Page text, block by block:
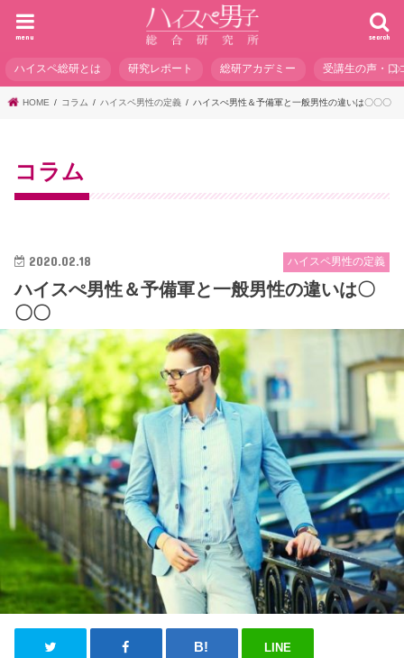
search
menu
ハイスペ総研とは 研究レポート 総研アカデミー 受講生の声・口
HOME コラム ハイスペ男性の定義 ハイスぺ男性＆予備軍と一般男性の違いは〇〇〇
コラム
ハイスペ男性の定義
2020.02.18
ハイスぺ男性＆予備軍と一般男性の違いは〇
〇〇
LINE